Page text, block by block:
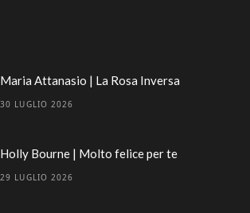
Maria Attanasio | La Rosa Inversa
30 LUGLIO 2026
Holly Bourne | Molto felice per te
29 LUGLIO 2026